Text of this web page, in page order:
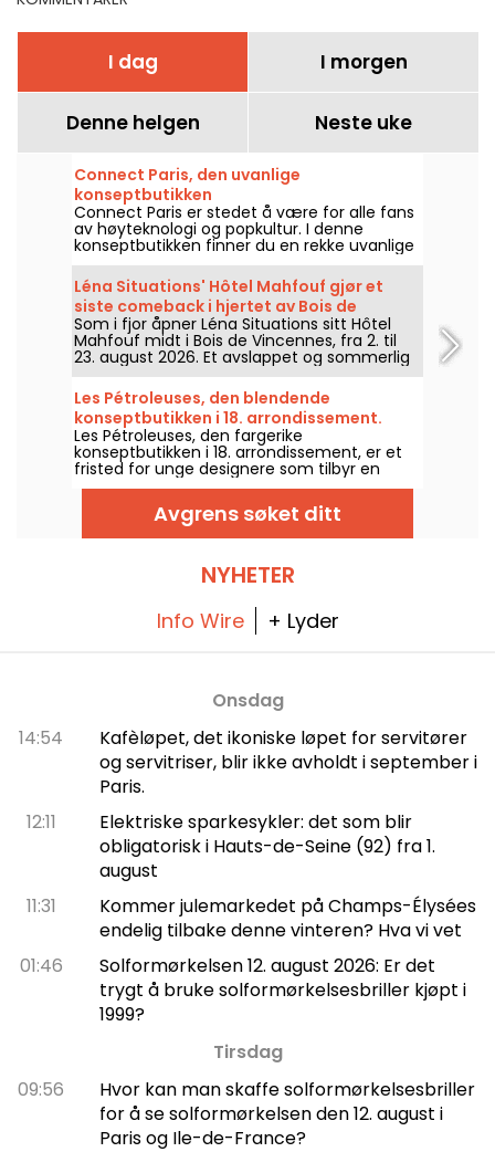
I dag I morgen
Denne helgen Neste uke
Connect Paris, den uvanlige
konseptbutikken
Connect Paris er stedet å være for alle fans
av høyteknologi og popkultur. I denne
konseptbutikken finner du en rekke uvanlige
skatter som vil vekke lidenskapen din.
Léna Situations' Hôtel Mahfouf gjør et
siste comeback i hjertet av Bois de
Vincennes
Som i fjor åpner Léna Situations sitt Hôtel
Mahfouf midt i Bois de Vincennes, fra 2. til
23. august 2026. Et avslappet og sommerlig
sted, mellom august-vlogs, shopping,
vegetariske fristelser og avslapning, med en
viss nostalgi.
Les Pétroleuses, den blendende
konseptbutikken i 18. arrondissement.
Les Pétroleuses, den fargerike
konseptbutikken i 18. arrondissement, er et
fristed for unge designere som tilbyr en
rekke originale og unike varer. Alt fra mote til
innredning er Made in France og kan
skreddersys på forespørsel.
Avgrens søket ditt
NYHETER
Info Wire + Lyder
Onsdag
14:54
Kafèløpet, det ikoniske løpet for servitører
og servitriser, blir ikke avholdt i september i
Paris.
12:11
Elektriske sparkesykler: det som blir
obligatorisk i Hauts-de-Seine (92) fra 1.
august
11:31
Kommer julemarkedet på Champs-Élysées
endelig tilbake denne vinteren? Hva vi vet
01:46
Solformørkelsen 12. august 2026: Er det
trygt å bruke solformørkelsesbriller kjøpt i
1999?
Tirsdag
09:56
Hvor kan man skaffe solformørkelsesbriller
for å se solformørkelsen den 12. august i
Paris og Ile-de-France?